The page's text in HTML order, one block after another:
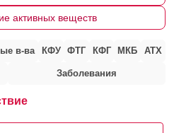
активных веществ
в-ва КФУ ФТГ КФГ МКБ АТХ
Заболевания